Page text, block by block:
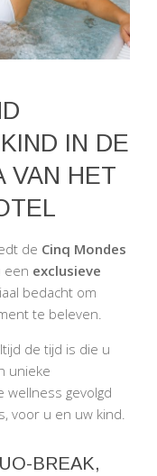
IN DE
VAN HET
de Cinq Mondes
een exclusieve
bedacht om
te beleven.
de tijd is die u
unieke
wellness gevolgd
voor u en uw kind.
BREAK,